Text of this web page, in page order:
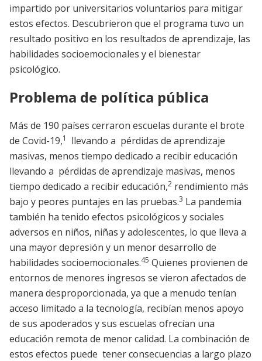
impartido por universitarios voluntarios para mitigar
estos efectos. Descubrieron que el programa tuvo un
resultado positivo en los resultados de aprendizaje, las
habilidades socioemocionales y el bienestar
psicológico.
Problema de política pública
Más de 190 países cerraron escuelas durante el brote
de Covid-19,1 llevando a pérdidas de aprendizaje
masivas, menos tiempo dedicado a recibir educación
llevando a pérdidas de aprendizaje masivas, menos
tiempo dedicado a recibir educación,2 rendimiento más
bajo y peores puntajes en las pruebas.3 La pandemia
también ha tenido efectos psicológicos y sociales
adversos en niños, niñas y adolescentes, lo que lleva a
una mayor depresión y un menor desarrollo de
habilidades socioemocionales.45 Quienes provienen de
entornos de menores ingresos se vieron afectados de
manera desproporcionada, ya que a menudo tenían
acceso limitado a la tecnología, recibían menos apoyo
de sus apoderados y sus escuelas ofrecían una
educación remota de menor calidad. La combinación de
estos efectos puede tener consecuencias a largo plazo